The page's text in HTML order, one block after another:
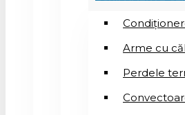
Arme cu
Perdele